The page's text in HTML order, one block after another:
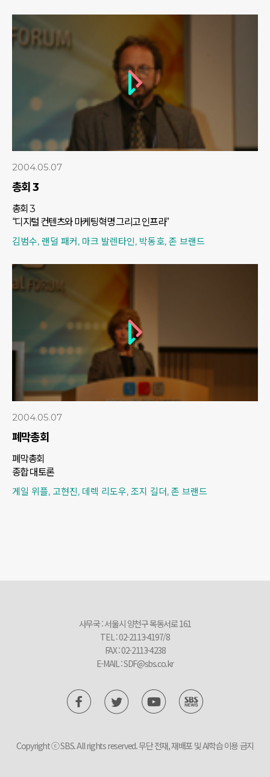
2004.05.07
총회 3
총회 3
“디지털 컨텐츠와 마케팅혁명 그리고 인프라”
김범수, 랜덜 패커, 마크 발렌타인, 박동호, 존 브랜드
2004.05.07
폐막총회
폐막총회
종합 대토론
게일 위플, 고현진, 데렉 리도우, 조지 길더, 존 브랜드
사무국 : 서울시 양천구 목동서로 161
TEL : 02-2113-4197/8
FAX : 02-2113-4238
E-MAIL :SDF@sbs.co.kr
Copyright ⓒ SBS. All rights reserved. 무단 전재, 재배포 및 AI학습 이용 금지